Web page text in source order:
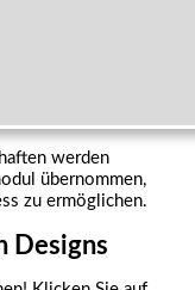
werden
übernommen,
zu ermöglichen.
Designs